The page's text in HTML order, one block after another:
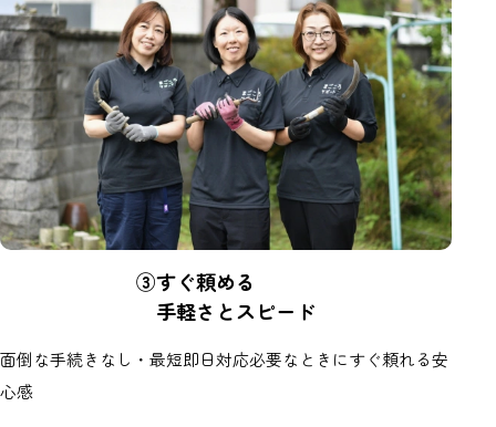
③すぐ頼める
手軽さとスピード
面倒な手続きなし・最短即日対応必要なときにすぐ頼れる安
心感